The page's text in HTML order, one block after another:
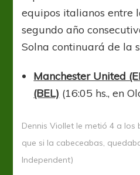
equipos italianos entre
segundo año
Solna continuará de la
Manchester United
(BEL) (16:05 hs., en
Dennis Viollet le metió 4 a los
que si la cabeceabas,
Independent)